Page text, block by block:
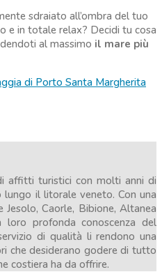
sdraiato all’ombra del tuo
e in totale relax? Decidi tu cosa
al massimo il mare più
di Porto Santa Margherita
affitti turistici con molti anni di
il litorale veneto. Con una
Caorle, Bibione, Altanea
profonda conoscenza del
di qualità li rendono una
che desiderano godere di tutto
costiera ha da offrire.